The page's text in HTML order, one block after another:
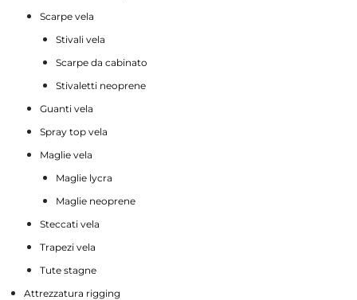
Scarpe vela
Stivali vela
Scarpe da cabinato
Stivaletti neoprene
Guanti vela
Spray top vela
Maglie vela
Maglie lycra
Maglie neoprene
Steccati vela
Trapezi vela
Tute stagne
Attrezzatura rigging